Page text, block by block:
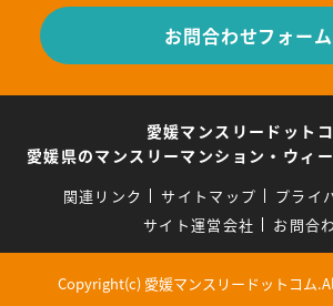
お問合わせフォーム
愛媛マンスリードット
愛媛県のマンスリーマンション・ウィ
関連リンク サイトマップ
プライ
サイト運営会社
お問合
Copyright(c) 愛媛マンスリードットコム